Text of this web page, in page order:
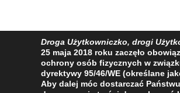
Droga Użytkowniczko, drogi
25 maja 2018 roku zaczęło
ochrony osób fizycznych w
dyrektywy 95/46/WE (określane
Aby dalej móc dostarczać